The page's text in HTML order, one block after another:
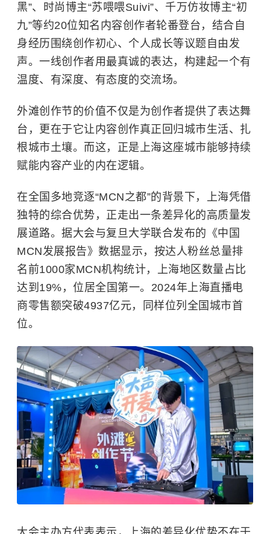
黑”、时尚博主“苏喂喂Suivi”、千万仿妆博主“初
九”等约20位知名内容创作者轮番登台，结合自
身经历围绕创作初心、个人成长等议题自由发
声。一线创作者用最真诚的表达，构建起一个有
温度、有深度、有态度的交流场。
外滩创作节的价值不仅是为创作者提供了表达舞
台，更在于它让内容创作真正回归城市生活、扎
根城市土壤。而这，正是上海这座城市能够持续
赋能内容产业的内在逻辑。
在全国多地竞逐“MCN之都”的背景下，上海凭借
独特的综合优势，正走出一条差异化的高质量发
展道路。据大会与复旦大学联合发布的《中国
MCN发展报告》数据显示，按达人粉丝总量排
名前1000家MCN机构统计，上海地区数量占比
达到19%，位居全国第一。2024年上海直播电
商零售额突破4937亿元，同样位列全国城市首
位。